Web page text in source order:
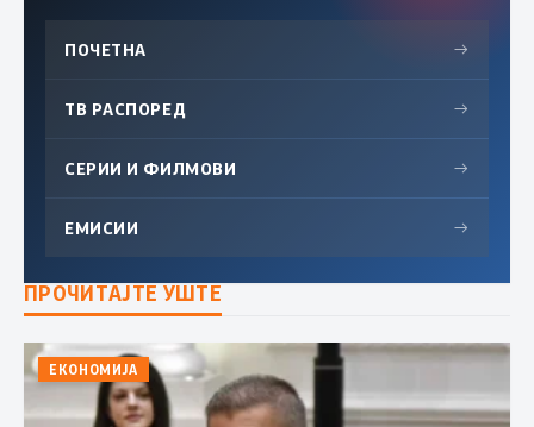
ПОЧЕТНА →
ТВ РАСПОРЕД →
СЕРИИ И ФИЛМОВИ →
ЕМИСИИ →
ПРОЧИТАЈТЕ УШТЕ
ЕКОНОМИЈА